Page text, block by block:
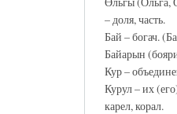
– доля, часть.
Бай – богач.
Байарын
Кур –
Курул – их
карел, корал.